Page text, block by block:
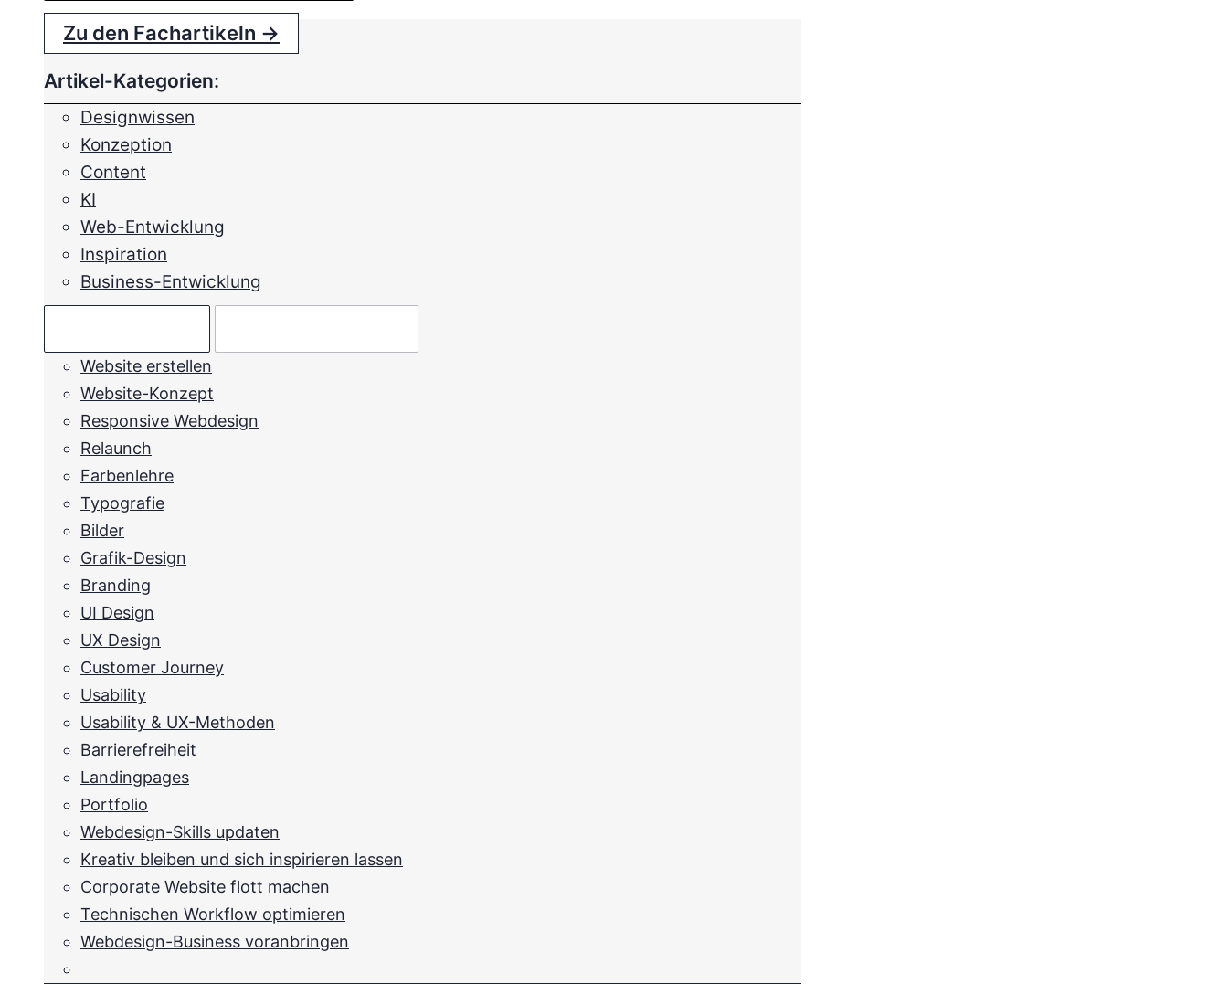
Zu den Fachartikeln →
Artikel-Kategorien:
Designwissen
Konzeption
Content
KI
Web-Entwicklung
Inspiration
Business-Entwicklung
Website erstellen
Website-Konzept
Responsive Webdesign
Relaunch
Farbenlehre
Typografie
Bilder
Grafik-Design
Branding
UI Design
UX Design
Customer Journey
Usability
Usability & UX-Methoden
Barrierefreiheit
Landingpages
Portfolio
Webdesign-Skills updaten
Kreativ bleiben und sich inspirieren lassen
Corporate Website flott machen
Technischen Workflow optimieren
Webdesign-Business voranbringen